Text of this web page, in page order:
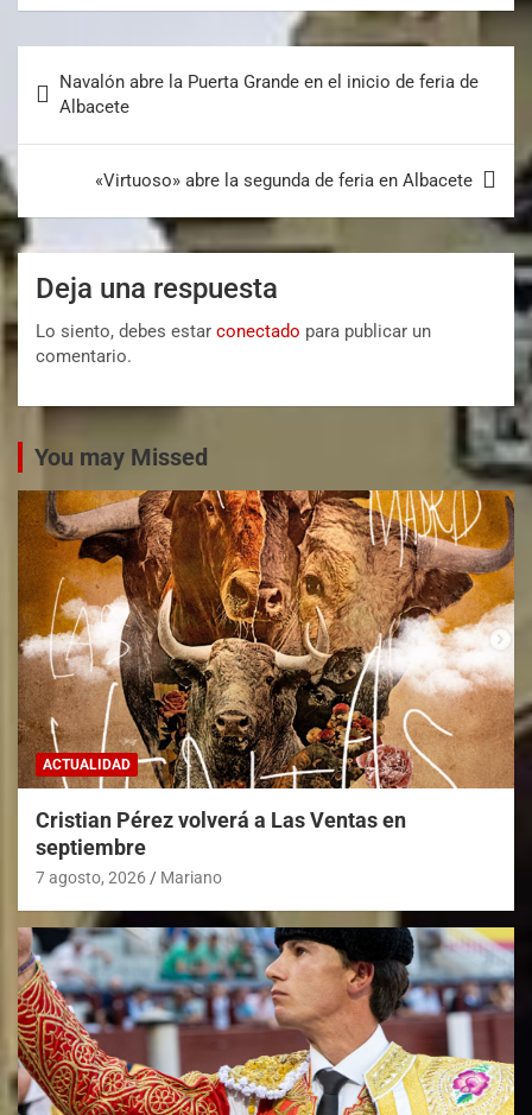
Navalón abre la Puerta Grande en el inicio de feria de
Albacete
«Virtuoso» abre la segunda de feria en Albacete
Deja una respuesta
Lo siento, debes estar conectado para publicar un
comentario.
You may Missed
ACTUALIDAD
Cristian Pérez volverá a Las Ventas en
septiembre
7 agosto, 2026 Mariano